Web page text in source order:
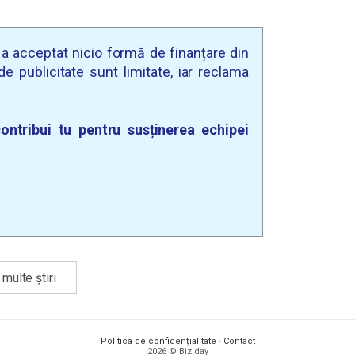
acceptat nicio formă de finanțare din
publicitate sunt limitate, iar reclama
tu pentru susținerea echipei
știri
Politica de confidențialitate · Contact
2026 © Biziday